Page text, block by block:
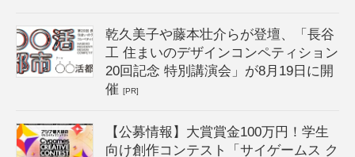
乾久美子や藤本壮介らが登壇、「長谷
工 住まいのデザインコンペティション
20回記念 特別講演会」が8月19日に開
催[PR]
【公募情報】大賞賞金100万円！学生
向け創作コンテスト「サイゲームス ク